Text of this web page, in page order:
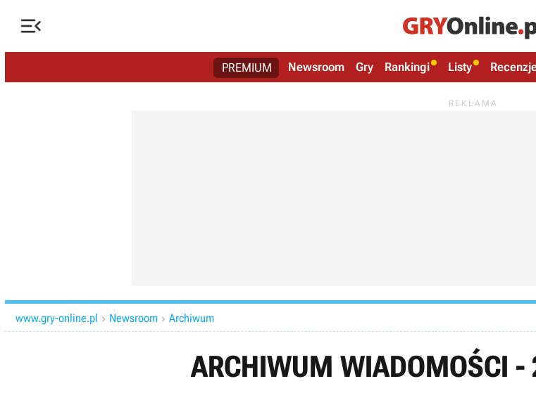

PREMIUM Newsroom Gry Rankingi Listy
www.gry-online.pl  Newsroom  Archiwum
ARCHIWUM WIADOMOŚCI